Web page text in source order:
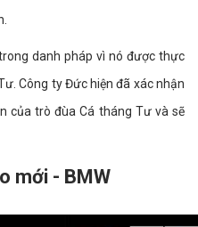
danh pháp vì nó được thực
Công ty Đức hiện đã xác nhận
của trò đùa Cá tháng Tư và sẽ
mới - BMW